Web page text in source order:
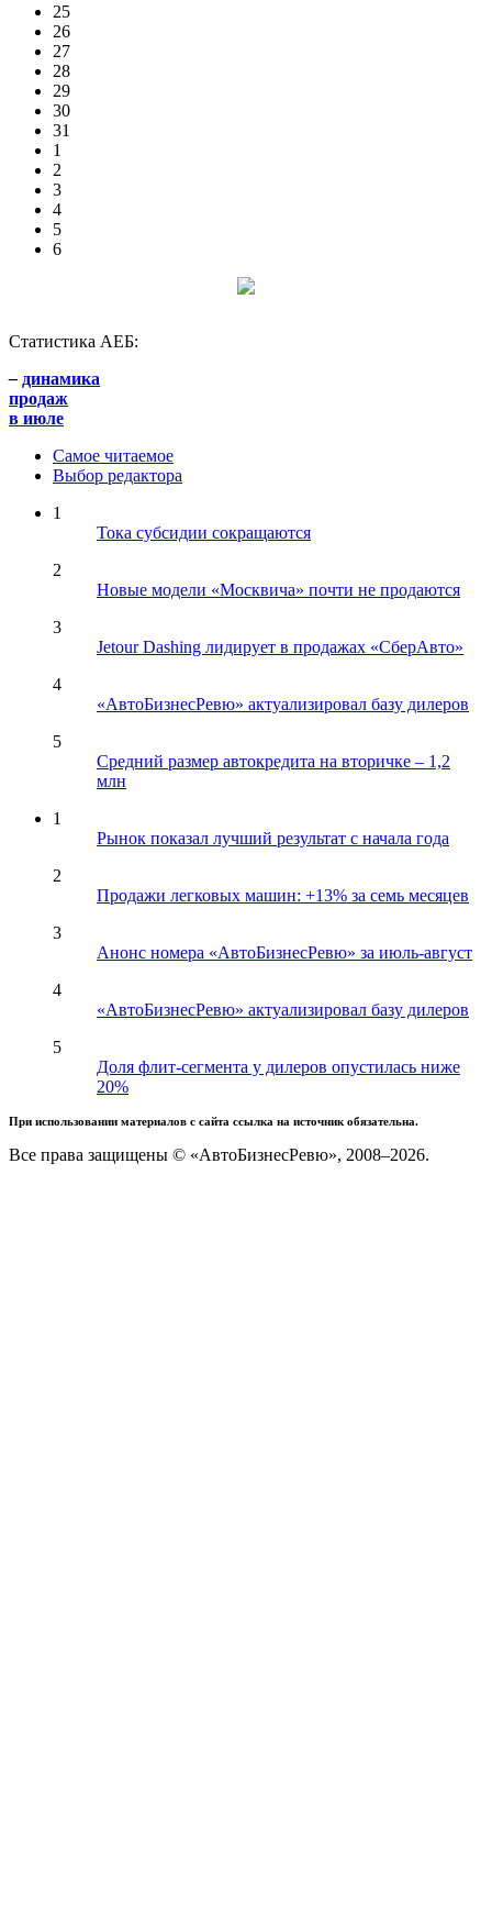
25
26
27
28
29
30
31
1
2
3
4
5
6
Статистика АЕБ:
– динамика
продаж
в июле
Самое читаемое
Выбор редактора
1
Тока субсидии сокращаются
2
Новые модели «Москвича» почти не продаются
3
Jetour Dashing лидирует в продажах «СберАвто»
4
«АвтоБизнесРевю» актуализировал базу дилеров
5
Средний размер автокредита на вторичке – 1,2
млн
1
Рынок показал лучший результат с начала года
2
Продажи легковых машин: +13% за семь месяцев
3
Анонс номера «АвтоБизнесРевю» за июль-август
4
«АвтоБизнесРевю» актуализировал базу дилеров
5
Доля флит-сегмента у дилеров опустилась ниже
20%
При использовании материалов с сайта ссылка на источник обязательна.
Все права защищены © «АвтоБизнесРевю», 2008–2026.